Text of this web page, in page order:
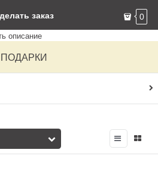
заказ 0
описание
ПОДАРКИ